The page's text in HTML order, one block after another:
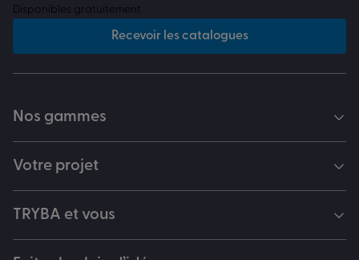
Disponibles gratuitement
Recevoir les catalogues
Nos gammes
Votre projet
TRYBA et vous